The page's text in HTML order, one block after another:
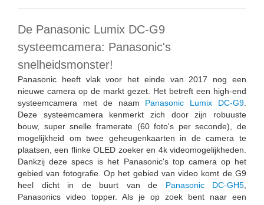
De Panasonic Lumix DC-G9
systeemcamera: Panasonic's
snelheidsmonster!
Panasonic heeft vlak voor het einde van 2017 nog een
nieuwe camera op de markt gezet. Het betreft een high-end
systeemcamera met de naam Panasonic Lumix DC-G9
Deze systeemcamera kenmerkt zich door zijn robuuste
bouw, super snelle framerate (60 foto's per seconde), de
mogelijkheid om twee geheugenkaarten in de camera te
plaatsen, een flinke OLED zoeker en 4k videomogelijkheden.
Dankzij deze specs is het Panasonic's top camera op het
gebied van fotografie. Op het gebied van video komt de G9
heel dicht in de buurt van de Panasonic DC-GH5
Panasonics video topper. Als je op zoek bent naar een